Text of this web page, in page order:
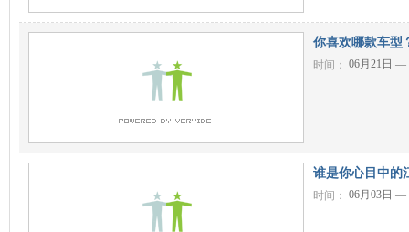
你喜欢哪款车型
时间： 06月21日 —
谁是你心目中的
时间： 06月03日 —